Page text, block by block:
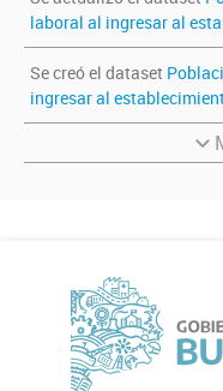
laboral al ingresar al
Se creó el dataset
ingresar al